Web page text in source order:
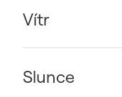
Vítr
Slunce